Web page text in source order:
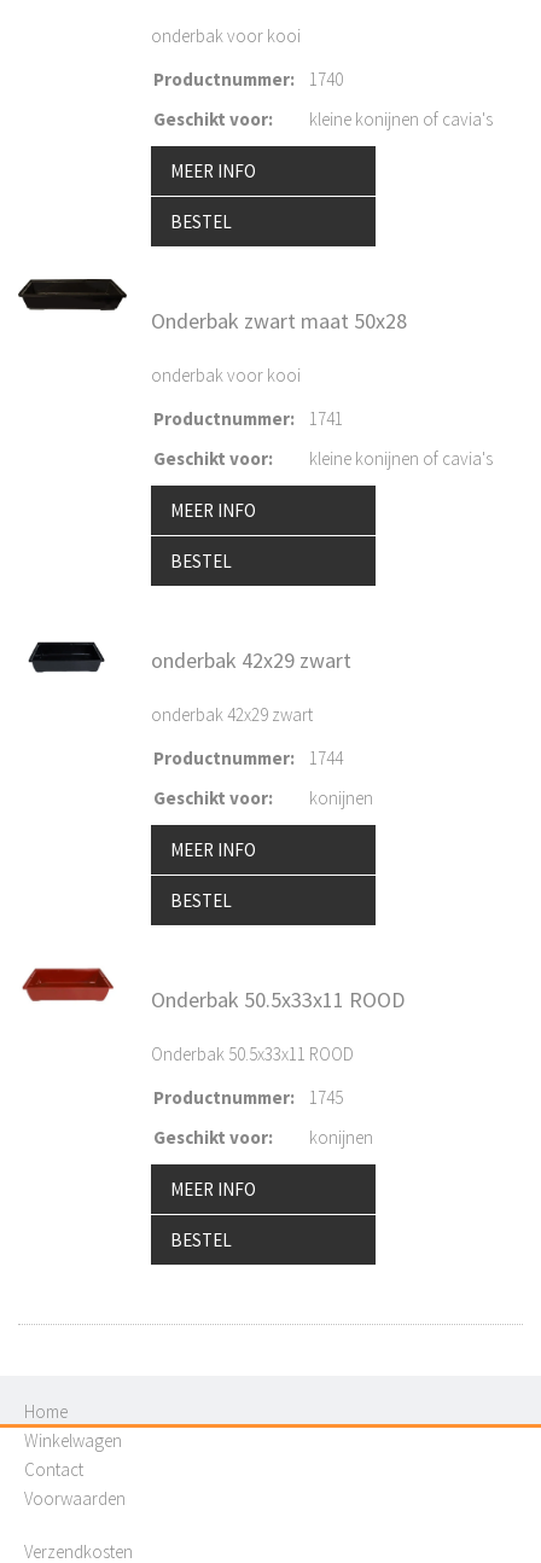
onderbak voor kooi
Productnummer:
1740
Geschikt voor: kleine konijnen of cavia's
MEER INFO
BESTEL
Onderbak zwart maat 50x28
onderbak voor kooi
Productnummer:
1741
Geschikt voor: kleine konijnen of cavia's
MEER INFO
BESTEL
onderbak 42x29 zwart
onderbak 42x29 zwart
Productnummer:
1744
Geschikt voor: konijnen
MEER INFO
BESTEL
Onderbak 50.5x33x11 ROOD
Onderbak 50.5x33x11 ROOD
Productnummer:
1745
Geschikt voor: konijnen
MEER INFO
BESTEL
Home
Winkelwagen
Contact
Voorwaarden
Verzendkosten